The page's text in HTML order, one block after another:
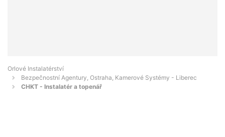
Orlové Instalatérství
Bezpečnostní Agentury, Ostraha, Kamerové Systémy - Liberec
CHKT - Instalatér a topenář